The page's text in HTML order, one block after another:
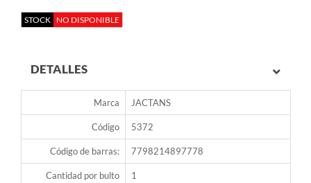
STOCK NO DISPONIBLE
DETALLES
Marca JACTANS
Código 5372
Código de barras: 7798214897778
Cantidad por bulto 1